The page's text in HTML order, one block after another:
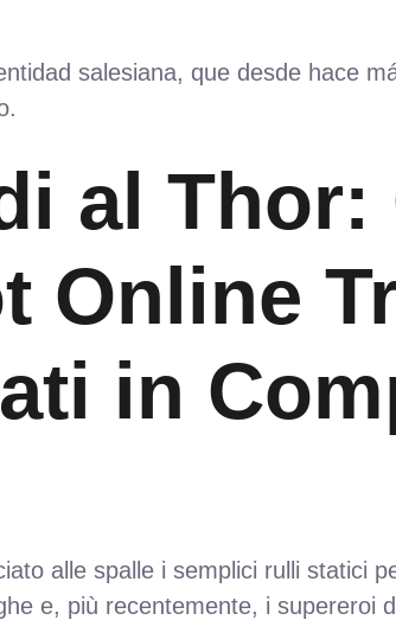
salesiana, que desde hace
al Thor:
Online
in
alle spalle i semplici rulli statici
e, più recentemente, i supereroi